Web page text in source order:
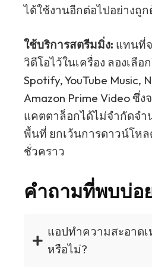
ได้ใช้งานอีกต่อไปอย่างถูก
ใช้บริการสตรีมมิ่ง: แทนที่
วิดีโอไว้ในเครื่อง ลองเลือ
Spotify, YouTube Music,
Amazon Prime Video ซึ่
แคตตาล็อกได้ไม่จำกัดจำ
พื้นที่ ยกเว้นการดาวน์โห
ชั่วคราว
คำถามที่พบบ่อ
แอปทำความสะอาด
หรือไม่?